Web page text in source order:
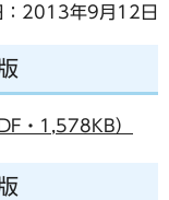
：2013年9月12日
・1,578KB）